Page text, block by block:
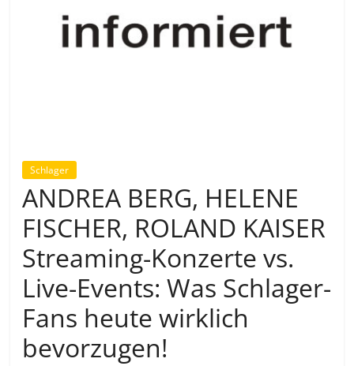
Schlager
ANDREA BERG, HELENE
FISCHER, ROLAND KAISER
Streaming-Konzerte vs.
Live-Events: Was Schlager-
Fans heute wirklich
bevorzugen!